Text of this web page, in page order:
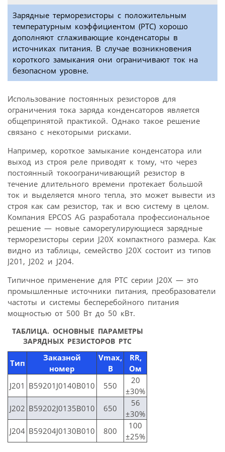
Зарядные терморезисторы с положительным
температурным коэффициентом (PTC) хорошо
дополняют сглаживающие конденсаторы в
источниках питания. В случае возникновения
короткого замыкания они ограничивают ток на
безопасном уровне.
Использование постоянных резисторов для
ограничения тока заряда конденсаторов является
общепринятой практикой. Однако такое решение
связано с некоторыми рисками.
Например, короткое замыкание конденсатора или
выход из строя реле приводят к тому, что через
постоянный токоограничивающий резистор в
течение длительного времени протекает большой
ток и выделяется много тепла, это может вывести из
строя как сам резистор, так и всю систему в целом.
Компания EPCOS AG разработала профессиональное
решение — новые саморегулирующиеся зарядные
терморезисторы серии J20X компактного размера. Как
видно из таблицы, семейство J20X состоит из типов
J201, J202 и J204.
Типичное применение для PTC серии J20X — это
промышленные источники питания, преобразователи
частоты и системы бесперебойного питания
мощностью от 500 Вт до 50 кВт.
ТАБЛИЦА. ОСНОВНЫЕ ПАРАМЕТРЫ
ЗАРЯДНЫХ РЕЗИСТОРОВ PTC
Тип
Заказной
номер
Vmax,
В
RR,
Oм
J201 B59201J0140B010 550
20
±30%
J202 B59202J0135B010 650
56
±30%
J204 B59204J0130B010 800
100
±25%